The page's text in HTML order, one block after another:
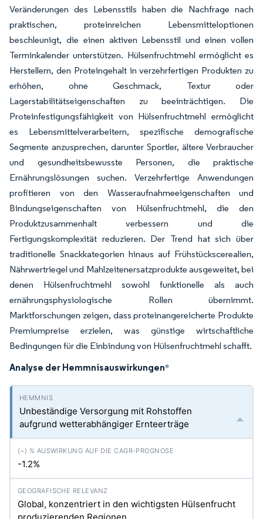
Veränderungen des Lebensstils haben die Nachfrage nach
praktischen, proteinreichen Lebensmitteloptionen
beschleunigt, die einen aktiven Lebensstil und einen vollen
Terminkalender unterstützen. Hülsenfruchtmehl ermöglicht es
Herstellern, den Proteingehalt in verzehrfertigen Produkten zu
erhöhen, ohne Geschmack, Textur oder
Lagerstabilitätseigenschaften zu beeinträchtigen. Die
Proteinfestigungsfähigkeit von Hülsenfruchtmehl ermöglicht
es Lebensmittelverarbeitern, spezifische demografische
Segmente anzusprechen, darunter Sportler, ältere Verbraucher
und gesundheitsbewusste Personen, die praktische
Ernährungslösungen suchen. Verzehrfertige Anwendungen
profitieren von den Wasseraufnahmeeigenschaften und
Bindungseigenschaften von Hülsenfruchtmehl, die den
Produktzusammenhalt verbessern und die
Fertigungskomplexität reduzieren. Der Trend hat sich über
traditionelle Snackkategorien hinaus auf Frühstückscerealien,
Nährwertriegel und Mahlzeitenersatzprodukte ausgeweitet, bei
denen Hülsenfruchtmehl sowohl funktionelle als auch
ernährungsphysiologische Rollen übernimmt.
Marktforschungen zeigen, dass proteinangereicherte Produkte
Premiumpreise erzielen, was günstige wirtschaftliche
Bedingungen für die Einbindung von Hülsenfruchtmehl schafft.
Analyse der Hemmnisauswirkungen*
Unbeständige Versorgung mit Rohstoffen
aufgrund wetterabhängiger Ernteerträge
-1.2%
Global, konzentriert in den wichtigsten Hülsenfrucht